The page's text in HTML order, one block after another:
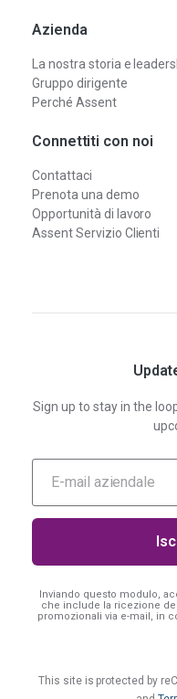
Azienda
La nostra storia e
Gruppo dirigente
Perché Assent
Connettiti con noi
Contattaci
Prenota una demo
Opportunità di lavoro
Assent Servizio Clienti
Sign up to stay in the
Inviando questo modulo,
che include la ricezione
promozionali via e-mail, in
This site is protected by